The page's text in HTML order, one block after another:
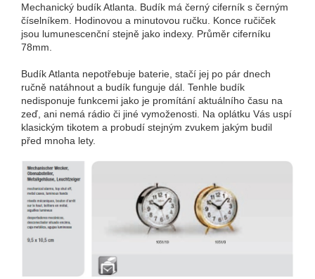
Mechanický budík Atlanta. Budík má černý ciferník s černým
číselníkem. Hodinovou a minutovou ručku. Konce ručiček
jsou lumunescenční stejně jako indexy. Průměr ciferníku
78mm.
Budík Atlanta nepotřebuje baterie, stačí jej po pár dnech
ručně natáhnout a budík funguje dál. Tenhle budík
nedisponuje funkcemi jako je promítání aktuálního času na
zeď, ani nemá rádio či jiné vymoženosti. Na oplátku Vás uspí
klasickým tikotem a probudí stejným zvukem jakým budil
před mnoha lety.